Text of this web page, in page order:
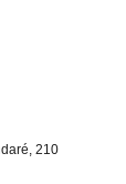
210